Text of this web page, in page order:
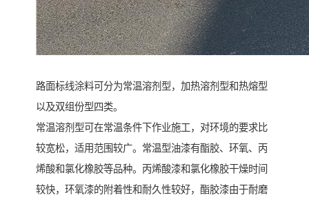
路面标线涂料可分为常温溶剂型，加热溶剂型和热熔型
以及双组份型四类。
常温溶剂型可在常温条件下作业施工，对环境的要求比
较宽松，适用范围较广。常温型油漆有酯胶、环氧、丙
烯酸和氯化橡胶等品种。丙烯酸漆和氯化橡胶干燥时间
较快，环氧漆的附着性和耐久性较好，酯胶漆由于耐磨